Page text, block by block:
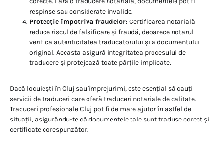
respinse sau considerate invalide.
Protecție împotriva fraudelor: Certificarea notarială
reduce riscul de falsificare și fraudă, deoarece notarul
verifică autenticitatea traducătorului și a documentului
original. Aceasta asigură integritatea procesului de
traducere și protejează toate părțile implicate.
Dacă locuiești în Cluj sau împrejurimi, este esențial să cauți
servicii de traduceri care oferă traduceri notariale de calitate.
Traduceri profesionale Cluj pot fi de mare ajutor în astfel de
situații, asigurându-te că documentele tale sunt traduse corect și
certificate corespunzător.